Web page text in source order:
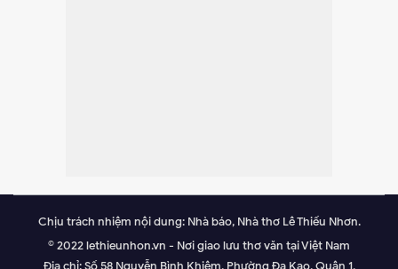
Chịu trách nhiệm nội dung: Nhà báo, Nhà thơ Lê Thiếu Nhơn.
© 2022 lethieunhon.vn - Nơi giao lưu thơ văn tại Việt Nam
Địa chỉ: Số 58 Nguyễn Bình Khiêm, Phường Đa Kao, Quận 1,